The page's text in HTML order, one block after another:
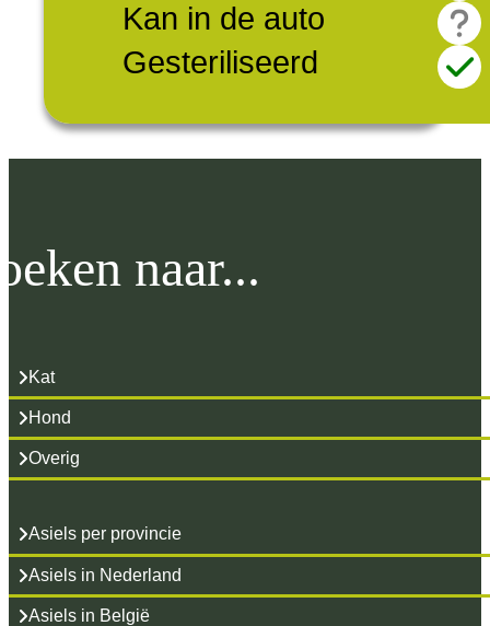
Kan in de auto
Gesteriliseerd
naar...
Kat
Hond
Overig
Asiels per provincie
Asiels in Nederland
Asiels in België